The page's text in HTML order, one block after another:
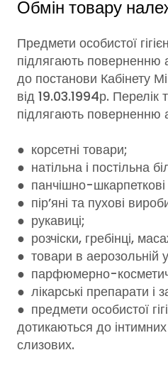
Для цього просто
за телефонами? вказаними
зробіть це онлайн за
Обмін товару
Предмети особистої
підлягають поверненню
до постанови Кабінету
від 19.03.1994р. Перелік
підлягають поверненню
● корсетні товари;
● натільна і постільна
● панчішно-
● пір’яні та пухові
● рукавиці;
● розчіски, гребінці,
● товари в аерозольній
● парфюмерно-
● лікарські препарати і
● предмети особистої
дотикаються до
слизових.